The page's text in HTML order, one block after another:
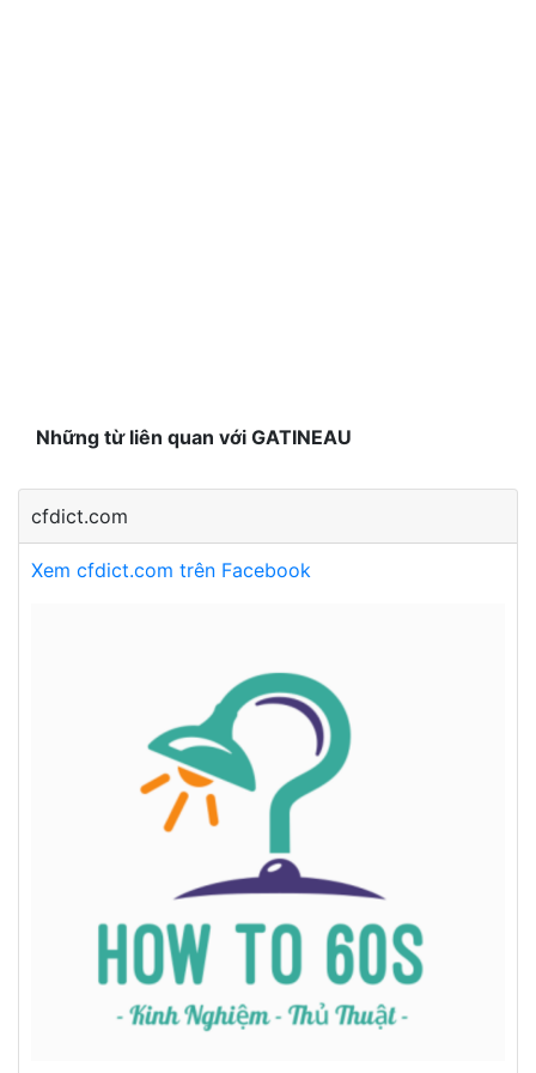
Những từ liên quan với GATINEAU
cfdict.com
Xem cfdict.com trên Facebook